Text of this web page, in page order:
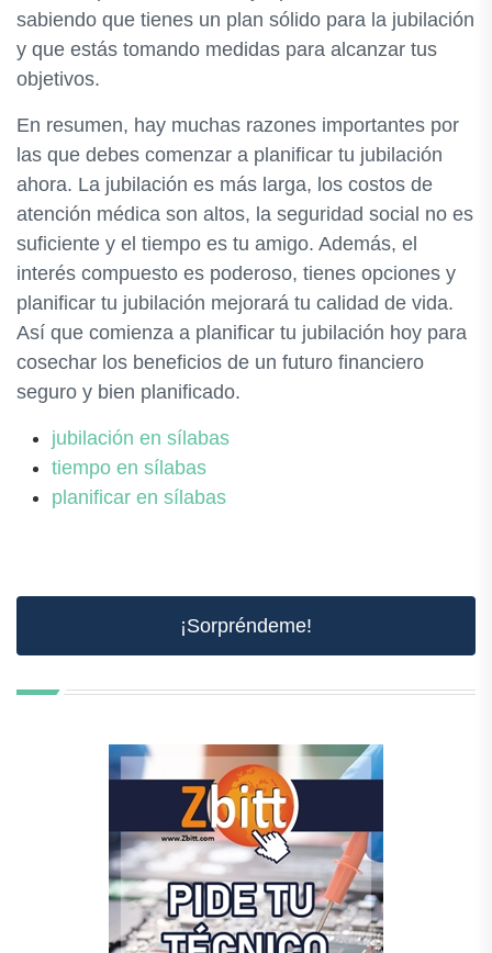
sabiendo que tienes un plan sólido para la jubilación
y que estás tomando medidas para alcanzar tus
objetivos.
En resumen, hay muchas razones importantes por
las que debes comenzar a planificar tu jubilación
ahora. La jubilación es más larga, los costos de
atención médica son altos, la seguridad social no es
suficiente y el tiempo es tu amigo. Además, el
interés compuesto es poderoso, tienes opciones y
planificar tu jubilación mejorará tu calidad de vida.
Así que comienza a planificar tu jubilación hoy para
cosechar los beneficios de un futuro financiero
seguro y bien planificado.
jubilación en sílabas
tiempo en sílabas
planificar en sílabas
¡Sorpréndeme!